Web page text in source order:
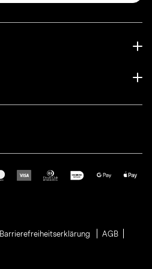
Barrierefreiheitserklärung
AGB